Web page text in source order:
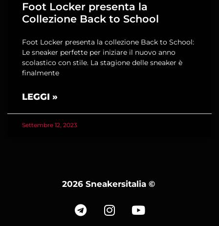
Foot Locker presenta la
Collezione Back to School
Foot Locker presenta la collezione Back to School:
Le sneaker perfette per iniziare il nuovo anno
scolastico con stile. La stagione delle sneaker è
finalmente
LEGGI »
Settembre 12, 2023
2026 Sneakersitalia ©